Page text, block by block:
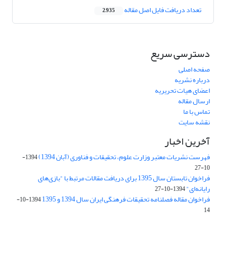
تعداد دریافت فایل اصل مقاله 2,935
دسترسی سریع
صفحه اصلی
درباره نشریه
اعضای هیات تحریریه
ارسال مقاله
تماس با ما
نقشه سایت
آخرین اخبار
فهرست نشریات معتبر وزارت علوم، تحقیقات و فناوری (آبان 1394)
1394-
10-27
فراخوان تابستان سال 1395 برای دریافت مقالات مرتبط با "بازی‌های
رایانه‌ای"1394-10-27
فراخوان مقاله فصلنامه تحقیقات فرهنگی ایران سال 1394 و 1395
1394-10-
14